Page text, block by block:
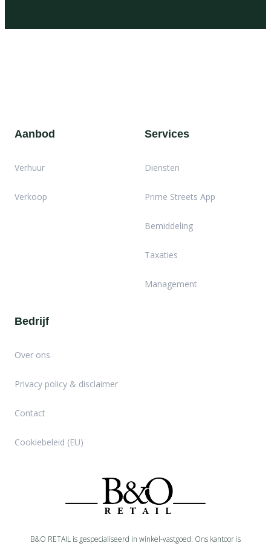
B&O RETAIL is gespecialiseerd in winkel-vastgoed. Ons kantoor is
Aanbod
Verhuur
Verkoop
Services
Diensten
Prime Streets App
Bemiddeling
Taxaties
Management
Bedrijf
Over ons
Privacy policy & disclaimer
Contact
Cookiebeleid (EU)